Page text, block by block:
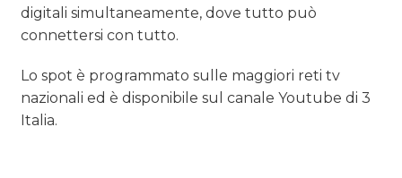
digitali simultaneamente, dove tutto può
connettersi con tutto.
Lo spot è programmato sulle maggiori reti tv
nazionali ed è disponibile sul canale Youtube di 3
Italia.